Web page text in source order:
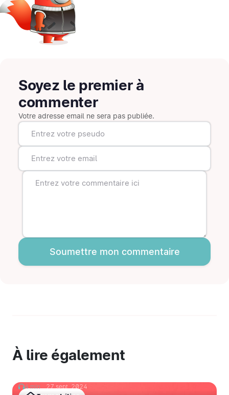
Soyez le premier à
commenter
Votre adresse email ne sera pas publiée.
Soumettre mon commentaire
À lire également
4 min 27 sept. 2024